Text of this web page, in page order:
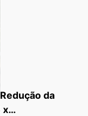
Redução da
x…